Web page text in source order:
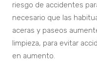
riesgo de accidentes
necesario que las
aceras y paseos
limpieza, para evitar
en aumento.